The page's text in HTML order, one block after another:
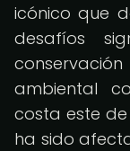
icónico que
desafíos
ambiental
costa este
ha sido